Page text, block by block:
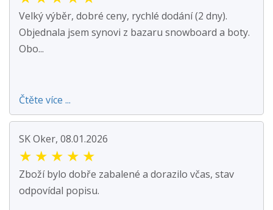
Velký výběr, dobré ceny, rychlé dodání (2 dny).
Objednala jsem synovi z bazaru snowboard a boty.
Obo...
Čtěte více ...
SK Oker, 08.01.2026
★ ★ ★ ★ ★
Zboží bylo dobře zabalené a dorazilo včas, stav
odpovídal popisu.